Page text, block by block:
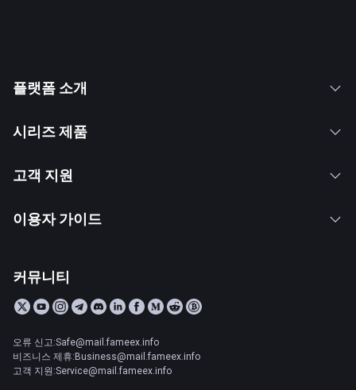
플랫폼 소개
시리즈 제품
고객 지원
이용자 가이드
커뮤니티
오류 신고:Safe@mail.fameex.info
비즈니스 제휴:Business@mail.fameex.info
고객 지원:Service@mail.fameex.info